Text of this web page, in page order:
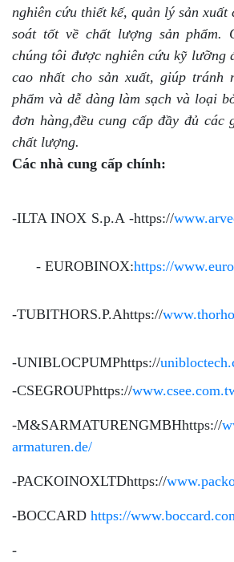
nghiên cứu thiết kế, quản lý sản xuất
soát tốt về chất lượng sản phẩm.
chúng tôi được nghiên cứu kỹ lưỡng
cao nhất cho sản xuất, giúp tránh
phẩm và dễ dàng làm sạch và loại
đơn hàng,đều cung cấp đầy đủ các
chất lượng.
Các nhà cung cấp chính:
-ILTA INOX S.p.A -https://
- EUROBINOX:https://
-TUBITHORS.P.Ahttps://
-UNIBLOCPUMPhttps://
-CSEGROUPhttps://
-M&SARMATURENGMBHhttps://
armaturen.de/
-PACKOINOXLTDhttps://
-BOCCARD https://
-